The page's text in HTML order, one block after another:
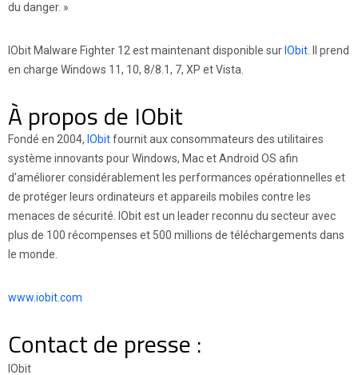
du danger. »
IObit Malware Fighter 12 est maintenant disponible sur IObit . Il prend
en charge Windows 11, 10, 8/8.1, 7, XP et Vista.
À propos de IObit
Fondé en 2004, IObitfournit aux consommateurs des utilitaires
système innovants pour Windows, Mac et Android OS afin
d'améliorer considérablement les performances opérationnelles et
de protéger leurs ordinateurs et appareils mobiles contre les
menaces de sécurité. IObit est un leader reconnu du secteur avec
plus de 100 récompenses et 500 millions de téléchargements dans
le monde.
www.iobit.com
Contact de presse :
IObit